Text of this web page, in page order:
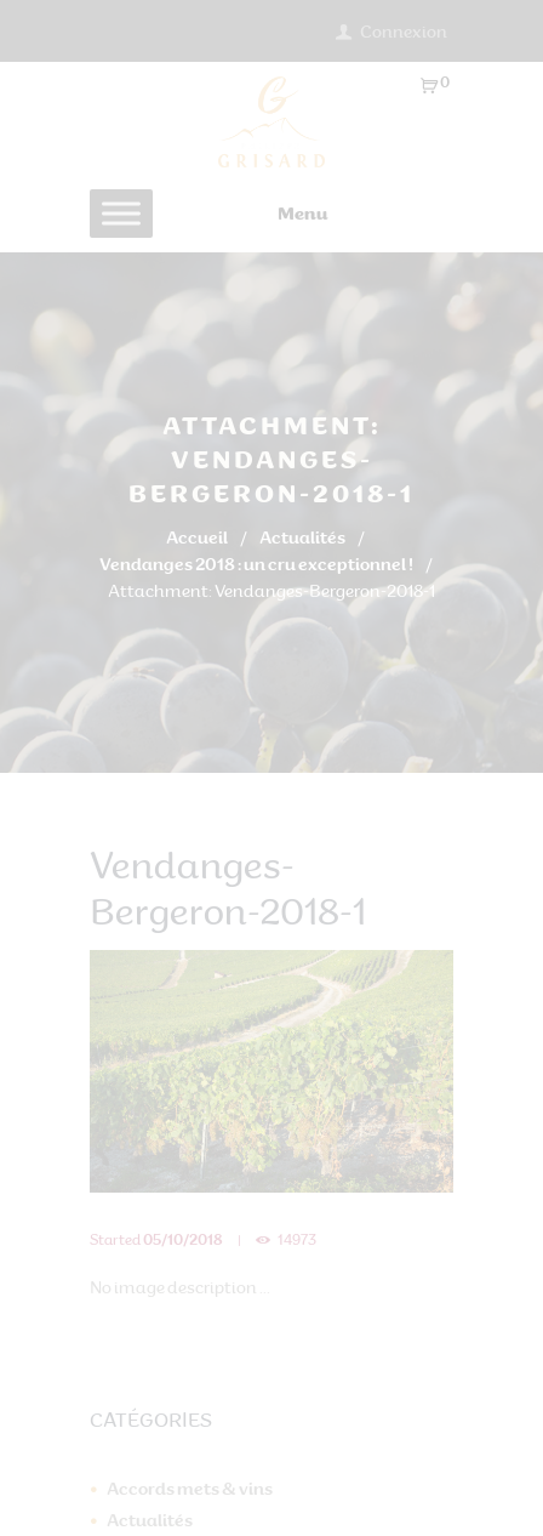
Menu
0
ATTACHMENT:
VENDANGES-
BERGERON-2018-1
Accueil
Actualités
Vendanges 2018 : un cru exceptionnel !
Attachment: Vendanges-Bergeron-2018-1
Vendanges-
Bergeron-2018-1
Started 05/10/2018 14973
No image description ...
CATÉGORIES
Accords mets & vins
Actualités